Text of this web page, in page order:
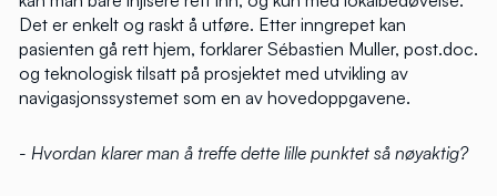
Det er enkelt og raskt å utføre. Etter inngrepet kan
pasienten gå rett hjem, forklarer Sébastien Muller, post.doc.
og teknologisk tilsatt på prosjektet med utvikling av
navigasjonssystemet som en av hovedoppgavene.
- Hvordan klarer man å treffe dette lille punktet så nøyaktig?